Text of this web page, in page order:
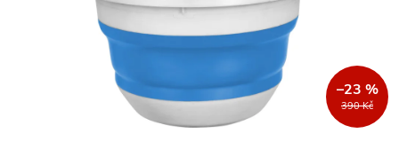
390 Kč
–23 %